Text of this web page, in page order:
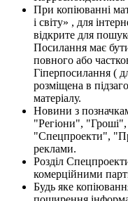
При копіюванні
і світу» , для
відкрите для
Посилання має
повного або
Гіперпосилання (
розміщена в
матеріалу.
Новини з
"Регіони",
"Спецпроекти",
реклами.
Розділ
комерційними
Будь яке